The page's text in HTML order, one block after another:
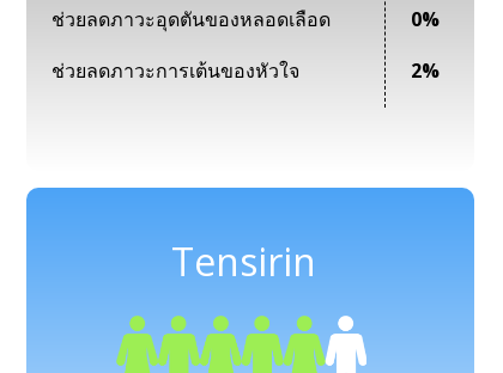
ช่วยลดภาวะอุดตันของหลอดเลือด
0%
ช่วยลดภาวะการเต้นของหัวใจ
2%
Tensirin